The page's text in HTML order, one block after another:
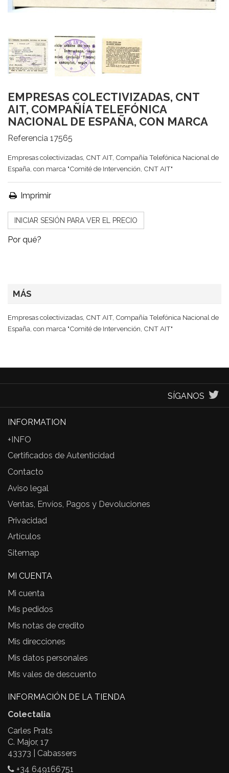
EMPRESAS COLECTIVIZADAS, CNT
AIT, COMPAÑÍA TELEFÓNICA
NACIONAL DE ESPAÑA, CON MARCA
Referencia 17565
Empresas colectivizadas, CNT AIT, Compañía Telefónica Nacional de
España, con marca "Comité de Intervención, CNT AIT"
Imprimir
INICIAR SESIÓN PARA VER EL PRECIO
Por qué?
MÁS
Empresas colectivizadas, CNT AIT, Compañía Telefónica Nacional de
España, con marca "Comité de Intervención, CNT AIT"
SÍGANOS
INFORMATION
+INFO
Certificados de Autenticidad
Contacto
Aviso legal
Ventas, Envíos, Pagos y Devoluciones
Privacidad
Artículos
Sitemap
MI CUENTA
Mi cuenta
Mis pedidos
Mis notas de credito
Mis direcciones
Mis datos personales
Mis vales de descuento
INFORMACIÓN DE LA TIENDA
Colectalia
Carles Prats
C. Major, 17
43373 | Cabassers
+34 649166751